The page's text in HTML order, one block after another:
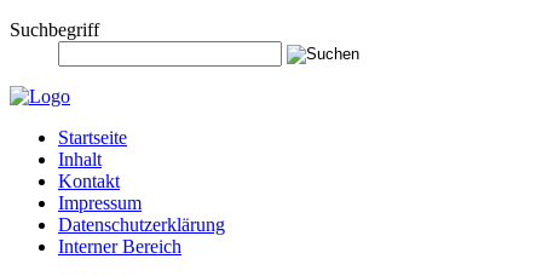
Suchbegriff
Startseite
Inhalt
Kontakt
Impressum
Datenschutzerklärung
Interner Bereich